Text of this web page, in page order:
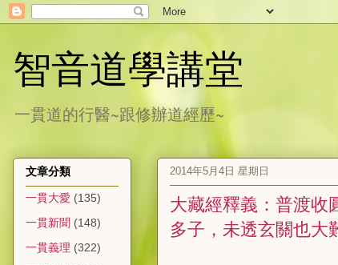
智音道學講堂
一貫道的行醫~跟修辦道經歷~
2014年5月4日 星期日
大藏經釋義：普渡
多子，未透玄關也大
文章分類
一貫大愛 (135)
一貫新聞 (148)
一貫義理 (322)